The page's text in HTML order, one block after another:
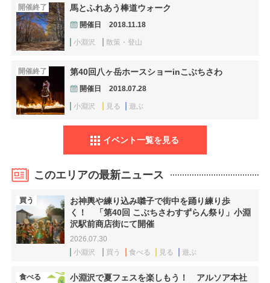
開催終了 馬とふれあう棒道ウォーク
開催日 2018.11.18
小淵沢 散策・登山
開催終了 第40回八ヶ岳ホースショーinこぶちさわ
開催日 2018.07.28
小淵沢 見る 遊ぶ
イベント一覧を見る
このエリアの最新ニュース
買う
お神輿や練り込み囃子で街中を踊り練り歩
く！ 「第40回 こぶちさわすずらん祭り」小淵
沢駅前商店街にて開催
2026.07.30
小淵沢
買う 食べる 見る 遊ぶ
食べる
小淵沢で夏フェスを楽しもう！ アルソア本社